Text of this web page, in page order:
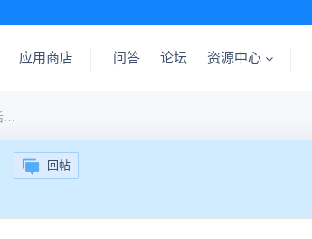
应用商店 问答 论坛 资源中心
客户端-->参数页面配置完成保存后，配置文件为空
回帖